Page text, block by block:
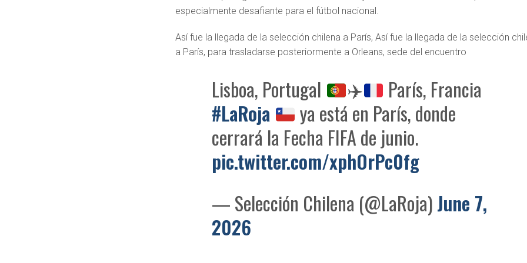
especialmente desafiante para el fútbol nacional.
Así fue la llegada de la selección chilena a París, Así fue la llegada de la selección
a París, para trasladarse posteriormente a Orleans, sede del encuentro
Lisboa, Portugal ✈️
París, Francia
#LaRoja
ya está en París, donde
cerrará la Fecha FIFA de junio.
pic.twitter.com/xphOrPc0fg
— Selección Chilena (@LaRoja)June 7,
2026